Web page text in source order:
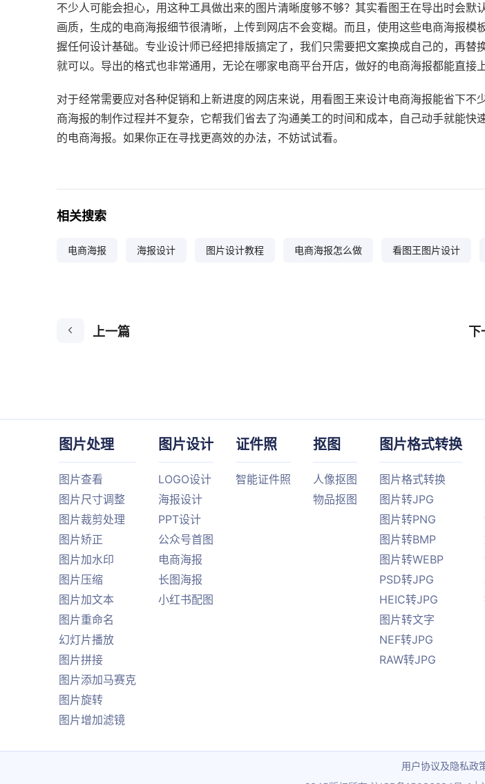
不少人可能会担心，用这种工具做出来的图片清晰度够不够？其实看图王在导出时会默
画质，生成的电商海报细节很清晰，上传到网店不会变糊。而且，使用这些电商海报模
握任何设计基础。专业设计师已经把排版搞定了，我们只需要把文案换成自己的，再替
就可以。导出的格式也非常通用，无论在哪家电商平台开店，做好的电商海报都能直接上
对于经常需要应对各种促销和上新进度的网店来说，用看图王来设计电商海报能省下不
商海报的制作过程并不复杂，它帮我们省去了沟通美工的时间和成本，自己动手就能快
的电商海报。如果你正在寻找更高效的办法，不妨试试看。
相关搜索
电商海报 海报设计 图片设计教程 电商海报怎么做 看图王图片设计
上一篇 下
图片处理
图片查看
图片尺寸调整
图片裁剪处理
图片矫正
图片加水印
图片压缩
图片加文本
图片重命名
幻灯片播放
图片拼接
图片添加马赛克
图片旋转
图片增加滤镜
图片设计
LOGO设计
海报设计
PPT设计
公众号首图
电商海报
长图海报
小红书配图
证件照
智能证件照
抠图
人像抠图
物品抠图
图片格式转换
图片格式转换
图片转JPG
图片转PNG
图片转BMP
图片转WEBP
PSD转JPG
HEIC转JPG
图片转文字
NEF转JPG
RAW转JPG
用户协议及隐私政